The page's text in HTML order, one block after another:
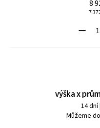
8
7
výška x
14 dní
Můžeme